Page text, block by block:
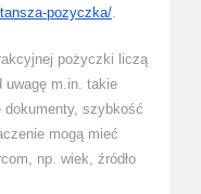
pozyczka/.
pożyczki liczą
uwagę m.in. takie
dokumenty, szybkość
mogą mieć
np. wiek, źródło